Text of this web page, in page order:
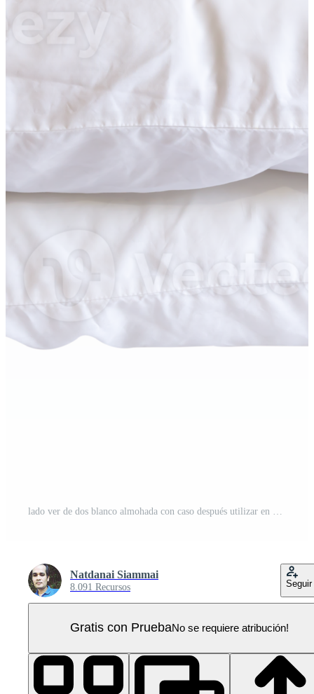
Natdanai Siammai
8.091 Recursos Seguir
Gratis con PruebaNo se requiere atribución!